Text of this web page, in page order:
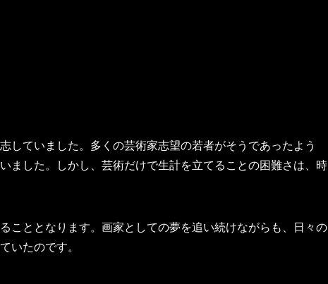
していました。多くの芸術家志望の若者がそうであったよう
ました。しかし、芸術だけで生計を立てることの困難さは、時
こととなります。画家としての夢を追い続けながらも、日々の
いたのです。